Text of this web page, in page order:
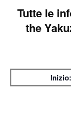
Tutte le
the
Inizio: